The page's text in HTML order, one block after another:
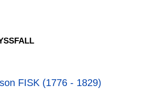
FISK (1776 - 1829)